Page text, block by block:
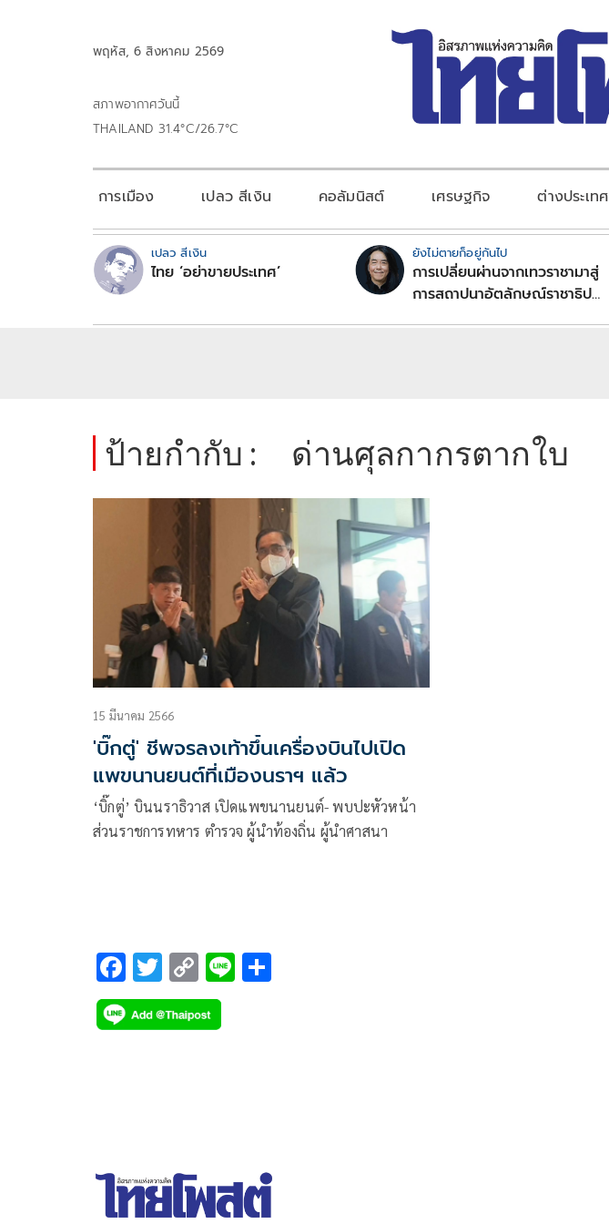
พฤหัส, 6 สิงหาคม 2569
สภาพอากาศวันนี้
THAILAND 31.4°C/26.7°C
การเมือง เปลว สีเงิน คอลัมนิสต์ เศรษฐกิจ ต่างประเทศ
เปลว สีเงิน
ไทย ‘อย่าขายประเทศ’
ยังไม่ตายก็อยู่กันไป
การเปลี่ยนผ่านจากเทวราชามาสู่
การสถาปนาอัตลักษณ์ราชาธิป
ป้ายกำกับ : ด่านศุลกากรตากใบ
15 มีนาคม 2566
'บิ๊กตู่' ชีพจรลงเท้าขึ้นเครื่องบินไปเปิด
แพขนานยนต์ที่เมืองนราฯ แล้ว
‘บิ๊กตู่’ บินนราธิวาส เปิดแพขนานยนต์- พบปะหัวหน้า
ส่วนราชการทหาร ตำรวจ ผู้นำท้องถิ่น ผู้นำศาสนา
F
ac
e
T
wi
tt
C
o
p
Li